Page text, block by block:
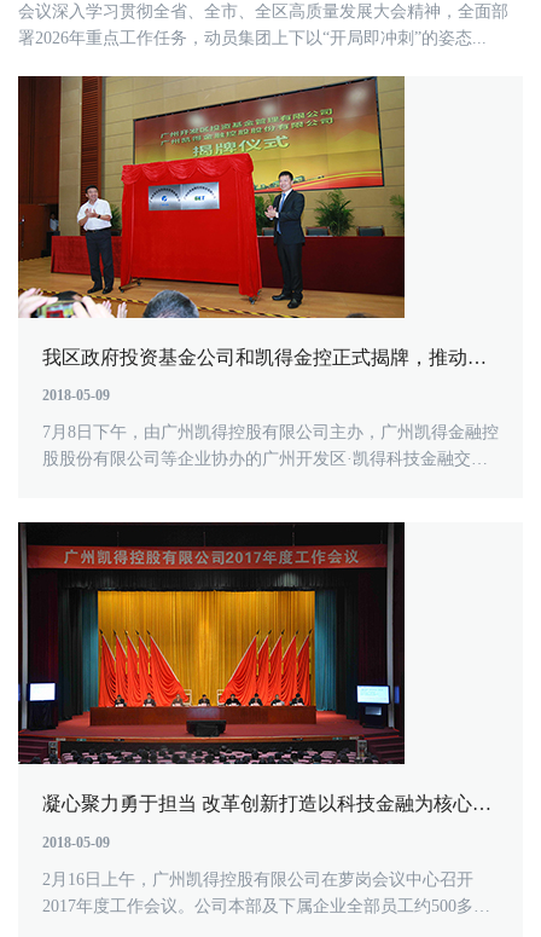
会议深入学习贯彻全省、全市、全区高质量发展大会精神，全面部
署2026年重点工作任务，动员集团上下以“开局即冲刺”的姿态...
我区政府投资基金公司和凯得金控正式揭牌，推动开发区科技金融双向加速
2018-05-09
7月8日下午，由广州凯得控股有限公司主办，广州凯得金融控
股股份有限公司等企业协办的广州开发区·凯得科技金融交流
凝心聚力勇于担当 改革创新打造以科技金融为核心的千亿级航母舰队——广州凯得控股有限公司召开2017年工作会议
2018-05-09
2月16日上午，广州凯得控股有限公司在萝岗会议中心召开
2017年度工作会议。公司本部及下属企业全部员工约500多人